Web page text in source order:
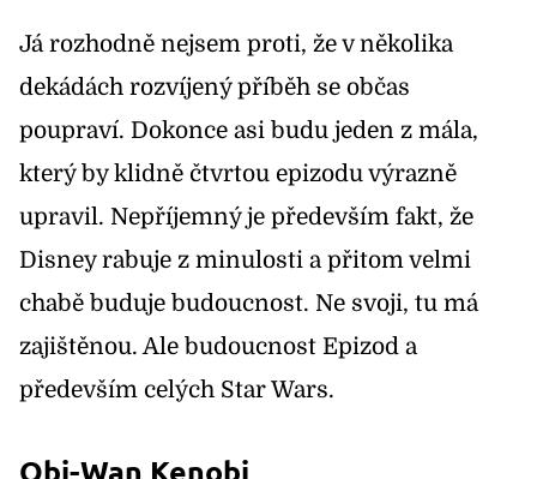
Já rozhodně nejsem proti, že v několika
dekádách rozvíjený příběh se občas
poupraví. Dokonce asi budu jeden z mála,
který by klidně čtvrtou epizodu výrazně
upravil. Nepříjemný je především fakt, že
Disney rabuje z minulosti a přitom velmi
chabě buduje budoucnost. Ne svoji, tu má
zajištěnou. Ale budoucnost Epizod a
především celých Star Wars.
Obi-Wan Kenobi